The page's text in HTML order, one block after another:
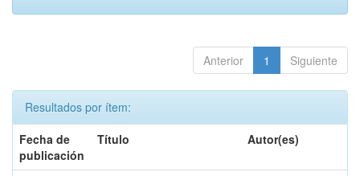
Anterior 1 Siguiente
Resultados por ítem:
Fecha de
publicación
Título Autor(es)